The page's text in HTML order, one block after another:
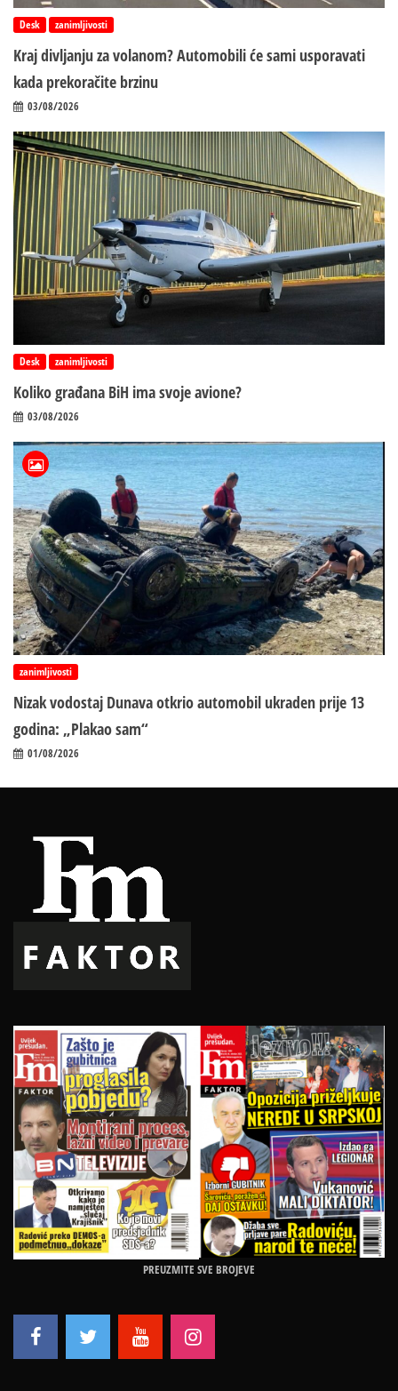
Desk zanimljivosti
Kraj divljanju za volanom? Automobili će sami usporavati
kada prekoračite brzinu
03/08/2026
Desk zanimljivosti
Koliko građana BiH ima svoje avione?
03/08/2026
zanimljivosti
Nizak vodostaj Dunava otkrio automobil ukraden prije 13
godina: „Plakao sam“
01/08/2026
PREUZMITE SVE BROJEVE